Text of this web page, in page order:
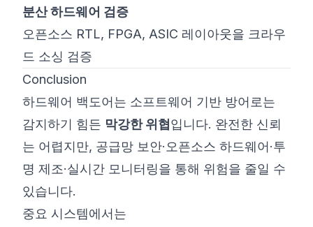
분산 하드웨어 검증
오픈소스 RTL, FPGA, ASIC 레이아웃을 크라우
드 소싱 검증
Conclusion
하드웨어 백도어는 소프트웨어 기반 방어로는
감지하기 힘든 막강한 위협입니다. 완전한 신뢰
는 어렵지만, 공급망 보안·오픈소스 하드웨어·투
명 제조·실시간 모니터링을 통해 위험을 줄일 수
있습니다.
중요 시스템에서는